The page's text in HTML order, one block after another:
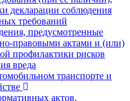
декларации соблюдения
требований
предусмотренные
правовыми актами и (или)
профилактики рисков
вреда
транспорте и
актов,